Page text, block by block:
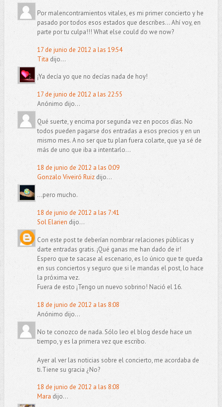
Por malencontramientos vitales, es mi primer concierto y he
pasado por todos esos estados que describes... Ahí voy, en
parte por tu culpa!!! What else could do we now?
17 de junio de 2012 a las 19:54
Tita dijo...
¡Ya decía yo que no decías nada de hoy!
17 de junio de 2012 a las 22:55
Anónimo dijo...
Qué suerte, y encima por segunda vez en pocos días. No
todos pueden pagarse dos entradas a esos precios y en un
mismo mes. A no ser que tu plan fuera colarte, que ya sé de
más de uno que iba a intentarlo...
18 de junio de 2012 a las 0:09
Gonzalo Viveiró Ruizdijo...
...pero mucho.
18 de junio de 2012 a las 7:41
Sol Elarien dijo...
Con este post te deberían nombrar relaciones públicas y
darte entradas gratis. ¡Qué ganas me han dado de ir!
Espero que te sacase al escenario, es lo único que te queda
en sus conciertos y seguro que si le mandas el post, lo hace
la próxima vez.
Fuera de esto ¡Tengo un nuevo sobrino! Nació el 16.
18 de junio de 2012 a las 8:08
Anónimo dijo...
No te conozco de nada. Sólo leo el blog desde hace un
tiempo, y es la primera vez que escribo.
Ayer al ver las noticias sobre el concierto, me acordaba de
ti.Tiene su gracia ¿No?
18 de junio de 2012 a las 8:08
Mara dijo...